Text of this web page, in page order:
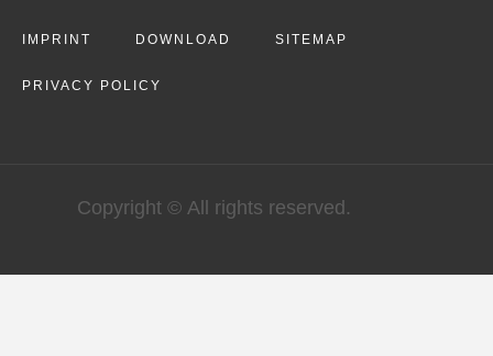
IMPRINT DOWNLOAD SITEMAP
PRIVACY POLICY
Copyright © All rights reserved.